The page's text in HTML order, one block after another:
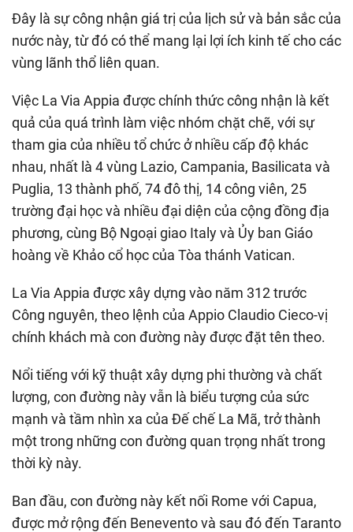
Đây là sự công nhận giá trị của lịch sử và bản sắc của
nước này, từ đó có thể mang lại lợi ích kinh tế cho các
vùng lãnh thổ liên quan.
Việc La Via Appia được chính thức công nhận là kết
quả của quá trình làm việc nhóm chặt chẽ, với sự
tham gia của nhiều tổ chức ở nhiều cấp độ khác
nhau, nhất là 4 vùng Lazio, Campania, Basilicata và
Puglia, 13 thành phố, 74 đô thị, 14 công viên, 25
trường đại học và nhiều đại diện của cộng đồng địa
phương, cùng Bộ Ngoại giao Italy và Ủy ban Giáo
hoàng về Khảo cổ học của Tòa thánh Vatican.
La Via Appia được xây dựng vào năm 312 trước
Công nguyên, theo lệnh của Appio Claudio Cieco-vị
chính khách mà con đường này được đặt tên theo.
Nổi tiếng với kỹ thuật xây dựng phi thường và chất
lượng, con đường này vẫn là biểu tượng của sức
mạnh và tầm nhìn xa của Đế chế La Mã, trở thành
một trong những con đường quan trọng nhất trong
thời kỳ này.
Ban đầu, con đường này kết nối Rome với Capua,
được mở rộng đến Benevento và sau đó đến Taranto